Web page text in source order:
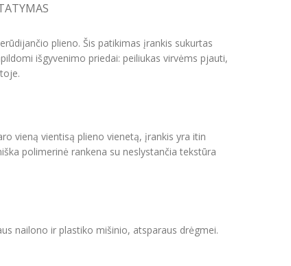
plieno. Šis patikimas įrankis sukurtas
išgyvenimo priedai: peiliukas virvėms pjauti,
vieną vientisą plieno vienetą, įrankis yra itin
polimerinė rankena su neslystančia tekstūra
nailono ir plastiko mišinio, atsparaus drėgmei.